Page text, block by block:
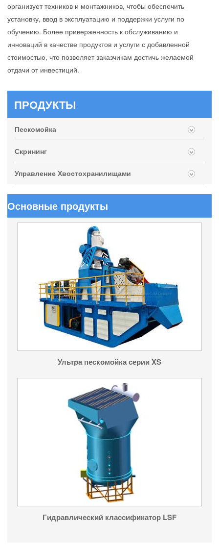
организует техников и монтажников, чтобы обеспечить
установку, ввод в эксплуатацию и поддержки услуги по
обучению. Более приверженность к обслуживанию и
инноваций в качестве продуктов и услуги с добавленной
стоимостью, что позволяет заказчикам достичь желаемой
отдачи от инвестиций.
ПРОДУКТЫ
Пескомойка
Скрининг
Управление Хвостохранилищами
Основные продукты
Ультра пескомойка серии XS
Гидравлический классификатор LSF